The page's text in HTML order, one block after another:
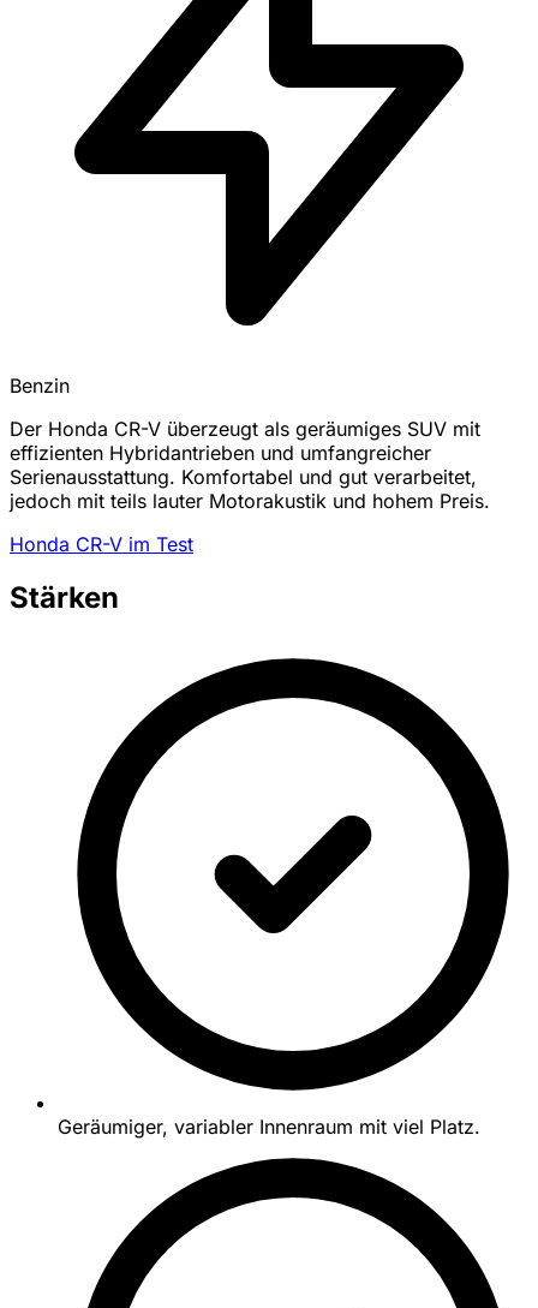
Benzin
Der Honda CR-V überzeugt als geräumiges SUV mit
effizienten Hybridantrieben und umfangreicher
Serienausstattung. Komfortabel und gut verarbeitet,
jedoch mit teils lauter Motorakustik und hohem Preis.
Honda CR-V im Test
Stärken
Geräumiger, variabler Innenraum mit viel Platz.